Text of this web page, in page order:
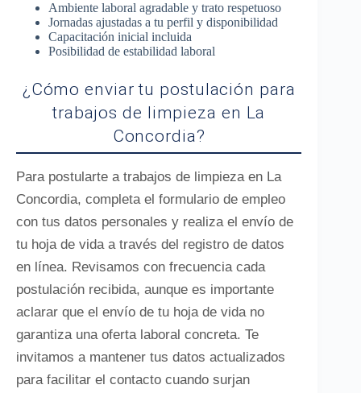
Ambiente laboral agradable y trato respetuoso
Jornadas ajustadas a tu perfil y disponibilidad
Capacitación inicial incluida
Posibilidad de estabilidad laboral
¿Cómo enviar tu postulación para
trabajos de limpieza en La
Concordia?
Para postularte a trabajos de limpieza en La
Concordia, completa el formulario de empleo
con tus datos personales y realiza el envío de
tu hoja de vida a través del registro de datos
en línea. Revisamos con frecuencia cada
postulación recibida, aunque es importante
aclarar que el envío de tu hoja de vida no
garantiza una oferta laboral concreta. Te
invitamos a mantener tus datos actualizados
para facilitar el contacto cuando surjan